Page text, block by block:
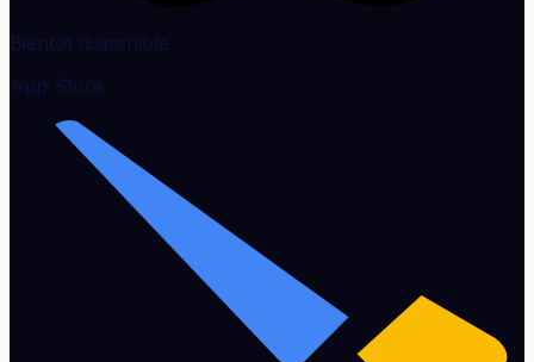
Bientôt disponible
App Store